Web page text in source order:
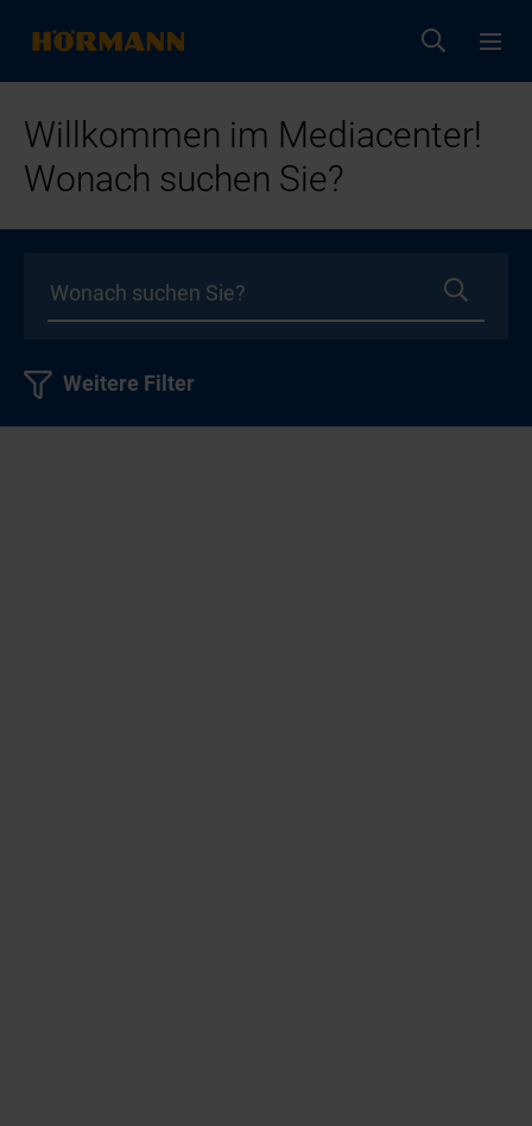
Willkommen im Mediacenter!
Wonach suchen Sie?
Weitere Filter